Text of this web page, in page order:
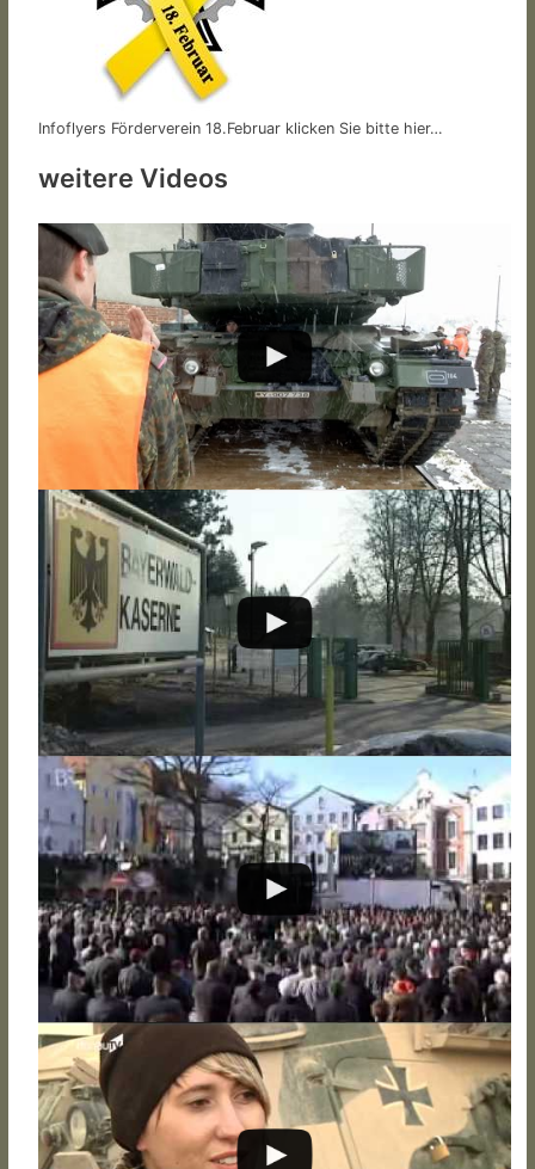
Infoflyers Förderverein 18.Februar klicken Sie bitte hier…
weitere Videos